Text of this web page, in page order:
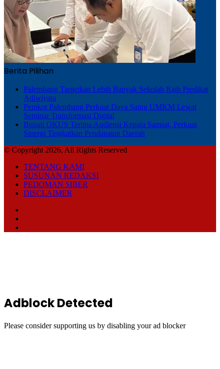
Berita Pilihan
Palembang Targetkan Lebih Banyak Sekolah Raih Predikat
Adiwiyata
Pemkot Palembang Perkuat Daya Saing UMKM Lewat
Seminar Transformasi Digital
Bupati OKUS Terima Audiensi Kepala Samsat, Perkuat
Sinergi Tingkatkan Pendapatan Daerah
© Copyright 2026, All Rights Reserved
TENTANG KAMI
SUSUNAN REDAKSI
PEDOMAN SIBER
DISCLAIMER
Adblock Detected
Please consider supporting us by disabling your ad blocker